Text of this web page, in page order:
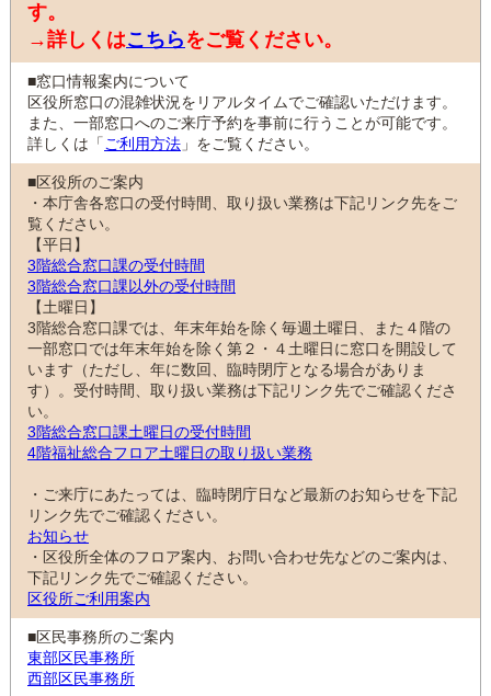
す。
→詳しくはこちらをご覧ください。
■窓口情報案内について
区役所窓口の混雑状況をリアルタイムでご確認いただけます。
また、一部窓口へのご来庁予約を事前に行うことが可能です。
詳しくは「 ご利用方法 」をご覧ください。
■区役所のご案内
・本庁舎各窓口の受付時間、取り扱い業務は下記リンク先をご
覧ください。
【平日】
3階総合窓口課の受付時間
3階総合窓口課以外の受付時間
【土曜日】
3階総合窓口課では、年末年始を除く毎週土曜日、また４階の
一部窓口では年末年始を除く第２・４土曜日に窓口を開設して
います（ただし、年に数回、臨時閉庁となる場合がありま
す）。受付時間、取り扱い業務は下記リンク先でご確認くださ
い。
3階総合窓口課土曜日の受付時間
4階福祉総合フロア土曜日の取り扱い業務
・ご来庁にあたっては、臨時閉庁日など最新のお知らせを下記
リンク先でご確認ください。
お知らせ
・区役所全体のフロア案内、お問い合わせ先などのご案内は、
下記リンク先でご確認ください。
区役所ご利用案内
■区民事務所のご案内
東部区民事務所
西部区民事務所